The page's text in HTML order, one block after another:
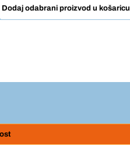
Dodaj odabrani proizvod u košaricu